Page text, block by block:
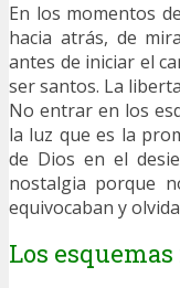
En los momentos
hacia atrás, de
antes de iniciar el
ser santos. La
No entrar en los
la luz que es la
de Dios en el
nostalgia porque
equivocaban y
Los